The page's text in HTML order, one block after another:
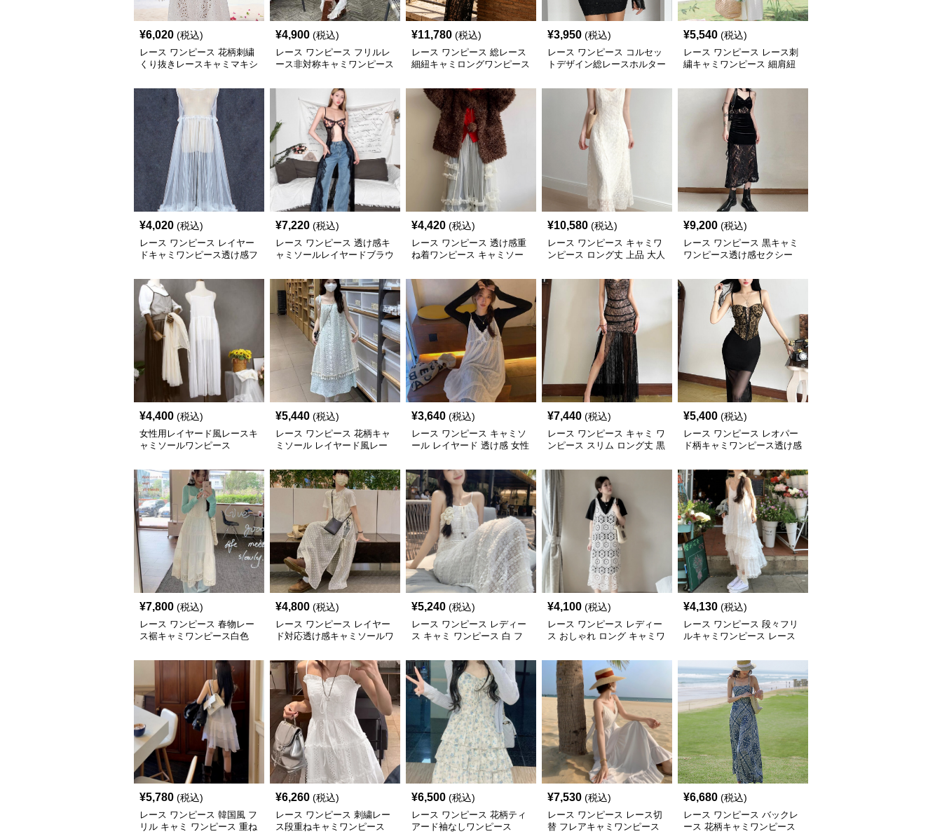
¥6,020 (税込)
レース ワンピース 花柄刺繍
くり抜きレースキャミマキシ
¥4,900 (税込)
レース ワンピース フリルレ
ース非対称キャミワンピース
¥11,780 (税込)
レース ワンピース 総レース
細紐キャミロングワンピース
¥3,950 (税込)
レース ワンピース コルセッ
トデザイン総レースホルター
¥5,540 (税込)
レース ワンピース レース刺
繍キャミワンピース 細肩紐
¥4,020 (税込)
レース ワンピース レイヤー
ドキャミワンピース透け感フ
¥7,220 (税込)
レース ワンピース 透け感キ
ャミソールレイヤードブラウ
¥4,420 (税込)
レース ワンピース 透け感重
ね着ワンピース キャミソー
¥10,580 (税込)
レース ワンピース キャミワ
ンピース ロング丈 上品 大人
¥9,200 (税込)
レース ワンピース 黒キャミ
ワンピース透け感セクシー
¥4,400 (税込)
女性用レイヤード風レースキ
ャミソールワンピース
¥5,440 (税込)
レース ワンピース 花柄キャ
ミソール レイヤード風レー
¥3,640 (税込)
レース ワンピース キャミソ
ール レイヤード 透け感 女性
¥7,440 (税込)
レース ワンピース キャミ ワ
ンピース スリム ロング丈 黒
¥5,400 (税込)
レース ワンピース レオパー
ド柄キャミワンピース透け感
¥7,800 (税込)
レース ワンピース 春物レー
ス裾キャミワンピース白色
¥4,800 (税込)
レース ワンピース レイヤー
ド対応透け感キャミソールワ
¥5,240 (税込)
レース ワンピース レディー
ス キャミ ワンピース 白 フ
¥4,100 (税込)
レース ワンピース レディー
ス おしゃれ ロング キャミワ
¥4,130 (税込)
レース ワンピース 段々フリ
ルキャミワンピース レース
¥5,780 (税込)
レース ワンピース 韓国風 フ
リル キャミ ワンピース 重ね
¥6,260 (税込)
レース ワンピース 刺繍レー
ス段重ねキャミワンピース
¥6,500 (税込)
レース ワンピース 花柄ティ
アード袖なしワンピース
¥7,530 (税込)
レース ワンピース レース切
替 フレアキャミワンピース
¥6,680 (税込)
レース ワンピース バックレ
ース 花柄キャミワンピース